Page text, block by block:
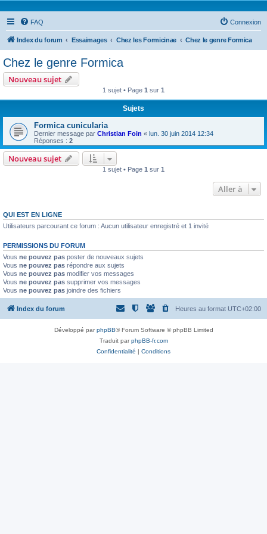
FAQ Connexion
Index du forum Essaimages Chez les Formicinae Chez le genre Formica
Chez le genre Formica
Nouveau sujet
1 sujet • Page 1 sur 1
Sujets
Formica cunicularia
Dernier message par Christian Foin « lun. 30 juin 2014 12:34
Réponses : 2
Nouveau sujet
1 sujet • Page 1 sur 1
Aller à
QUI EST EN LIGNE
Utilisateurs parcourant ce forum : Aucun utilisateur enregistré et 1 invité
PERMISSIONS DU FORUM
Vous ne pouvez pas poster de nouveaux sujets
Vous ne pouvez pas répondre aux sujets
Vous ne pouvez pas modifier vos messages
Vous ne pouvez pas supprimer vos messages
Vous ne pouvez pas joindre des fichiers
Index du forum Heures au format UTC+02:00
Développé parphpBB® Forum Software © phpBB Limited
Traduit parphpBB-fr.com
Confidentialité | Conditions